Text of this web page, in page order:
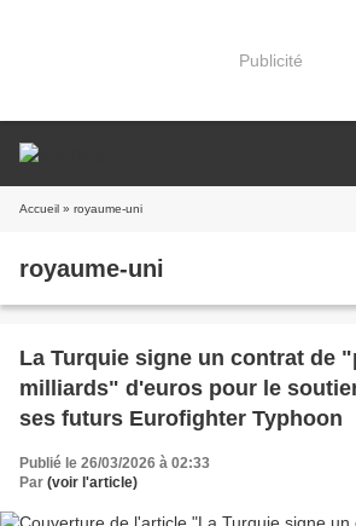
Publicité
Accueil » royaume-uni
royaume-uni
La Turquie signe un contrat de
milliards" d'euros pour le
ses futurs Eurofighter Typhoon
Publié le 26/03/2026 à 02:33
Par (voir l'article)